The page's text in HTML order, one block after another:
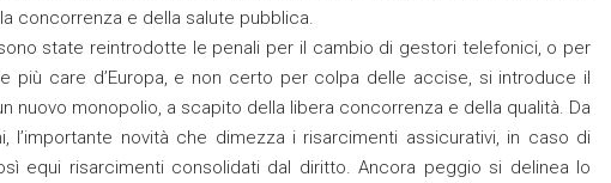
concorrenza e della salute pubblica.
state reintrodotte le penali per il cambio di gestori telefonici, o per
più care d’Europa, e non certo per colpa delle accise, si introduce il
nuovo monopolio, a scapito della libera concorrenza e della qualità. Da
l’importante novità che dimezza i risarcimenti assicurativi, in caso di
equi risarcimenti consolidati dal diritto. Ancora peggio si delinea lo